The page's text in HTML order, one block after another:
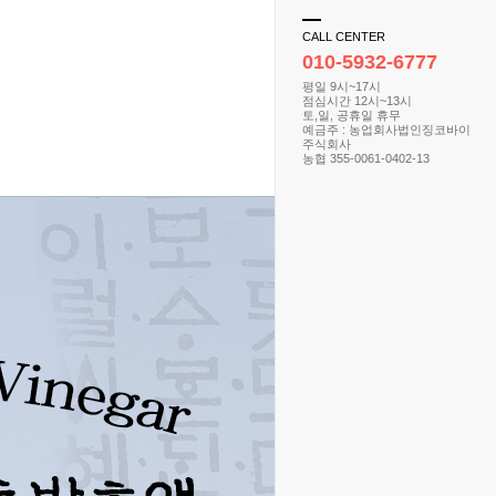
CALL CENTER
010-5932-6777
평일 9시~17시
점심시간 12시~13시
토,일, 공휴일 휴무
예금주 : 농업회사법인징코바이
주식회사
농협 355-0061-0402-13